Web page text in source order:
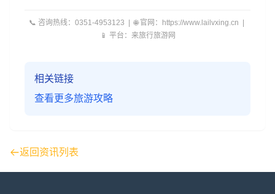
📞 咨询热线：0351-4953123 | 🌐 官网：https://www.lailvxing.cn |
📱 平台：来旅行旅游网
相关链接
查看更多旅游攻略
返回资讯列表